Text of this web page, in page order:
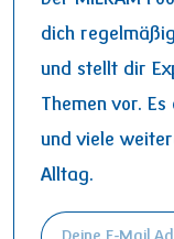
dich
und stellt dir
Themen vor.
und viele
Alltag.